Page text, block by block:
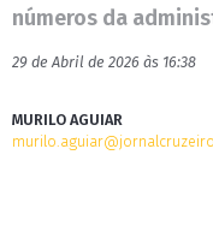
números da
29 de Abril de 2026 às 16:38
MURILO AGUIAR